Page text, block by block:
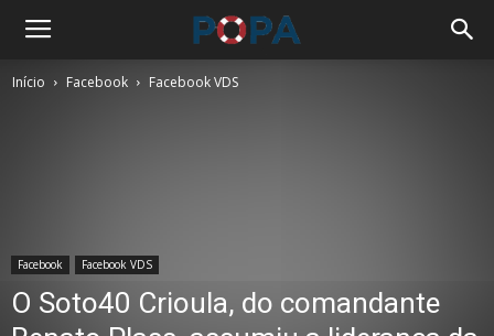
Início Facebook Facebook VDS
Facebook Facebook VDS
O Soto40 Crioula, do comandante